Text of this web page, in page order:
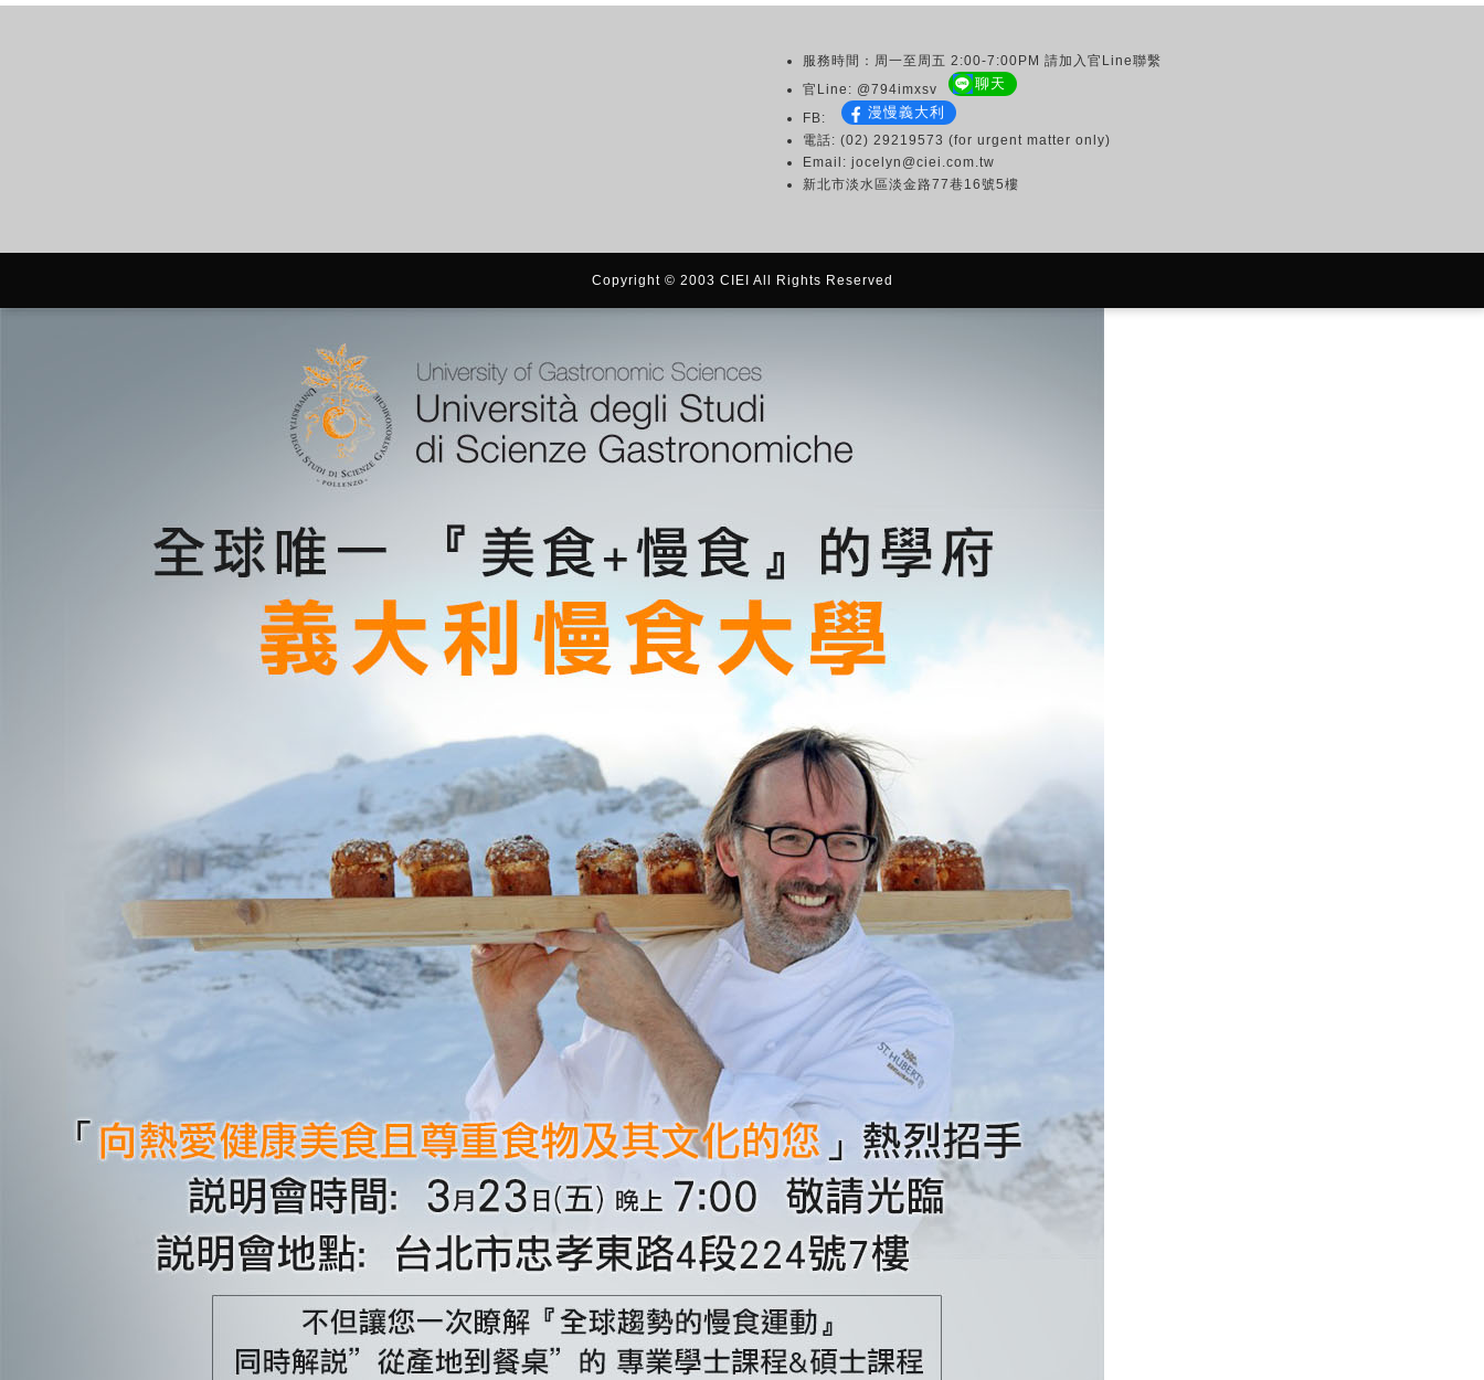
服務時間：周一至周五 2:00-7:00PM 請加入官Line聯繫
官Line: @794imxsv
聊天
FB: 漫慢義大利
電話: (02) 29219573 (for urgent matter only)
Email: jocelyn@ciei.com.tw
新北市淡水區淡金路77巷16號5樓
Copyright © 2003 CIEI All Rights Reserved